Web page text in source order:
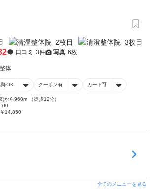
口コミ 3件 写真 6枚
整体
降OK クーポン有 カード可
)から960m （徒歩12分）
14,850
全てのメニューを見る